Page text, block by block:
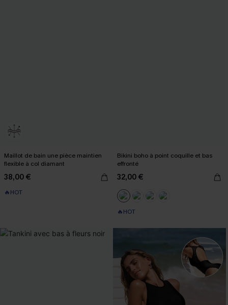
Maillot de bain une pièce maintien
flexible à col diamant
38,00 €
🔥HOT
Bikini boho à point coquille et bas
effronté
32,00 €
🔥HOT